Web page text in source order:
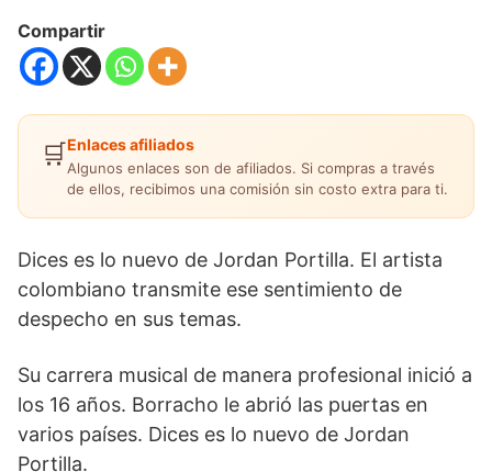
Compartir
🛒Enlaces afiliados
Algunos enlaces son de afiliados. Si compras a través
de ellos, recibimos una comisión sin costo extra para ti.
Dices es lo nuevo de Jordan Portilla. El artista
colombiano transmite ese sentimiento de
despecho en sus temas.
Su carrera musical de manera profesional inició a
los 16 años. Borracho le abrió las puertas en
varios países. Dices es lo nuevo de Jordan
Portilla.